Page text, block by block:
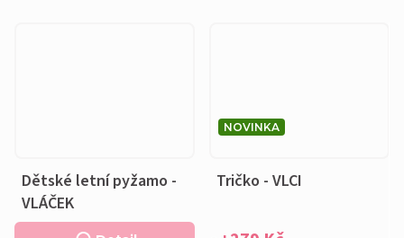
Dětské letní pyžamo -
VLÁČEK
NOVINKA
Tričko - VLCI